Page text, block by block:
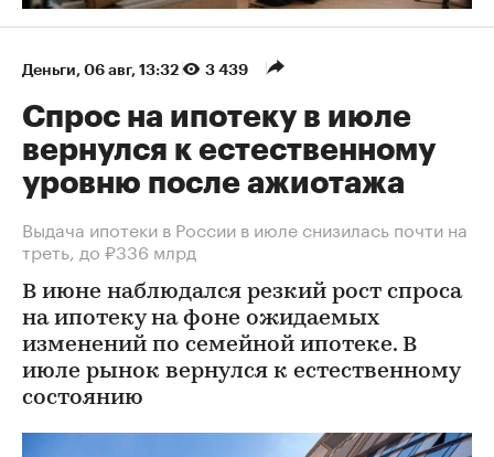
Деньги 06 авг, 13:32 3 439
Спрос на ипотеку в июле
вернулся к естественному
уровню после ажиотажа
Выдача ипотеки в России в июле снизилась почти на
треть, до ₽336 млрд
В июне наблюдался резкий рост спроса
на ипотеку на фоне ожидаемых
изменений по семейной ипотеке. В
июле рынок вернулся к естественному
состоянию